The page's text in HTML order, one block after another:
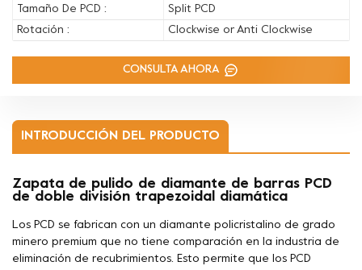
Tamaño De PCD :
Split PCD
Rotación :
Clockwise or Anti Clockwise
CONSULTA AHORA
INTRODUCCIÓN DEL PRODUCTO
Zapata de pulido de diamante de barras PCD
de doble división trapezoidal diamática
Los PCD se fabrican con un diamante policristalino de grado
minero premium que no tiene comparación en la industria de
eliminación de recubrimientos. Esto permite que los PCD